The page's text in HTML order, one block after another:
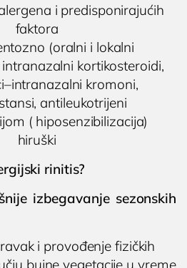
i predisponirajućih
faktora
(oralni i lokalni
kortikosteroidi,
kromoni,
antileukotrijeni
( hiposenzibilizacija)
hiruški
rinitis?
izbegavanje sezonskih
i provođenje fizičkih
bujne vegetacije u vreme